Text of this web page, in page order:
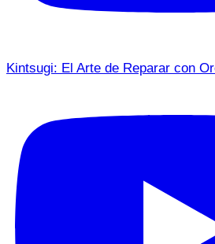
Kintsugi: El Arte de Reparar con